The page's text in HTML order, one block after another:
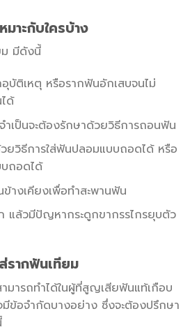
มาะกับใครบ้าง
ม มีดังนี้
ติเหตุ หรือรากฟันอักเสบจนไม่
ด้
เป็นจะต้องรักษาด้วยวิธีการถอนฟัน
ยวิธีการใส่ฟันปลอมแบบถอดได้ หรือ
ถอดได้
างเคียงเพื่อทำสะพานฟัน
แล้วมีปัญหากระดูกขากรรไกรยุบตัว
ส่รากฟันเทียม
มารถทำได้ในผู้ที่สูญเสียฟันแท้เกือบ
ข้อจำกัดบางอย่าง ซึ่งจะต้องปรึกษา